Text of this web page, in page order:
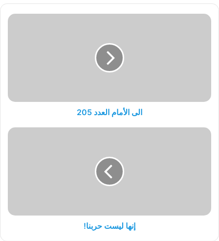
الى
الى الأمام العدد 205
إنها
إنها ليست حربنا!